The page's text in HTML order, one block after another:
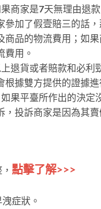
商家是7天無理由退
參加了假壹賠三的話
商品的物流費用；如
費用。
退貨或者賠款和必
據雙方提供的證據進
果平臺所作出的決
投訴商家是因為其
點擊了解>>>
症狀。